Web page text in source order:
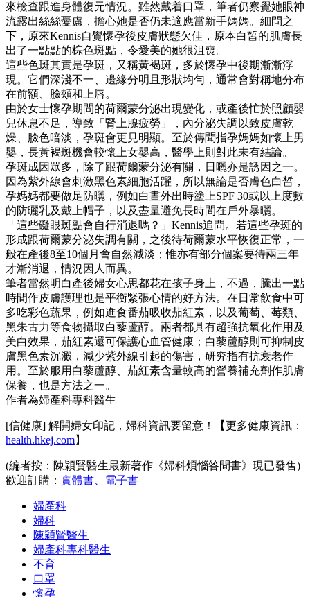
來檢查跟進身體復元情況。雖然戴着口罩，筆者仍察覺她眼神
流露出絲絲憂慮，擔心她是否仍未適應當新手媽媽。細問之
下，原來Kennis自覺懷孕後皮膚狀態欠佳，原本白皙的肌膚長
出了一點點的棕色斑點，令愛美的她很沮喪。
這些色斑其實是孕斑，又稱黃褐斑，多於懷孕中後期漸漸浮
現。它們深淺不一、邊緣分明且形狀均勻，通常會對稱地分布
在前額、臉頰和上唇。
由於女士懷孕期間的荷爾蒙分泌出現變化，或產後忙於照顧嬰
兒休息不足，導致「腎上腺疲勞」，內分泌失調以致皮膚乾
燥、臉色暗淡，孕斑會更見明顯。至於傳聞指孕媽媽如懷上男
嬰，長黃褐斑機會較懷上女嬰高，醫學上則對此未有結論。
孕斑成因眾多，除了跟荷爾蒙分泌有關，日曬亦是誘因之一。
因為紫外線會刺激黑色素細胞活躍，所以無論是否膚色白皙，
孕媽媽都要做足防曬，例如白晝外出時塗上SPF 30或以上度數
的防曬乳及戴上帽子，以及盡量避免長時間在戶外暴曬。
「這些礙眼斑點會自行消退嗎？」Kennis追問。若這些孕斑的
形成跟荷爾蒙分泌失調有關，之後待荷爾蒙水平恢復正常，一
般在產後8至10個月會自然減淡；惟亦有部分個案要待兩三年
才漸消退，情況因人而異。
筆者當然明白產後婦女心思都花在孩子身上，不過，騰出一點
時間作皮膚護理也是平衡緊張心情的好方法。在日常飲食中可
多吃彩色蔬果，例如進食番茄吸收茄紅素，以及葡萄、莓類、
黑朱古力等食物攝取白藜蘆醇。兩者都具有超強抗氧化作用及
美白效果，茄紅素還可保護心血管健康；白藜蘆醇則可抑制皮
膚黑色素沉澱，減少紫外線引起的傷害，研究指有抗衰老作
用。至於服用白藜蘆醇、茄紅素含量較高的營養補充劑作肌膚
保養，也是方法之一。
作者為婦產科專科醫生
[信健康] 解開婦女印記，婦科資訊要留意！【更多健康資訊：
health.hkej.com】
(編者按：陳穎賢醫生最新著作《婦科煩惱答問書》現已發售)
歡迎訂購： 實體書、電子書
婦產科
婦科
陳穎賢醫生
婦產科專科醫生
不育
口罩
懷孕